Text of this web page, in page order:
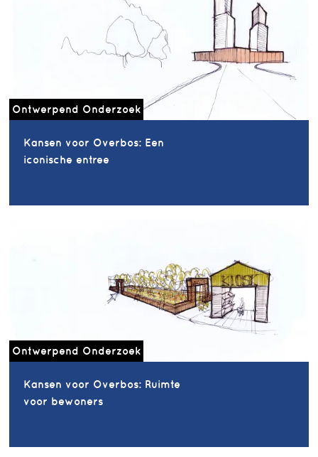
Ontwerpend Onderzoek
Kansen voor Overbos: Een
iconische entree
Ontwerpend Onderzoek
Kansen voor Overbos: Ruimte
voor bewoners